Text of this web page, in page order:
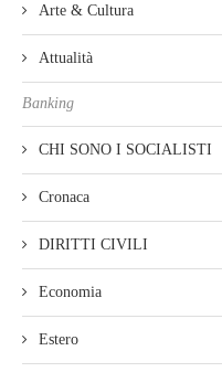
Arte & Cultura
Attualità
Banking
CHI SONO I SOCIALISTI
Cronaca
DIRITTI CIVILI
Economia
Estero